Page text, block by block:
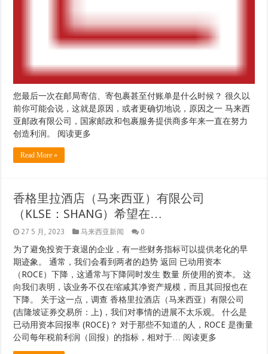
您最后一次在邮局寄信、寄包裹甚至付账单是什么时候？ 很久以
前你可能会说，这就是原因，或者更确切地说，原因之一 马来西
亚邮政有限公司，国家邮政和包裹服务提供商多年来一直在努力
创造利润。 阅读更多
Read More »
香格里拉酒店（马来西亚）有限公司
（KLSE：SHANG）希望在…
27 5 月, 2023 马来西亚新闻 0
为了避免投资于衰退的企业，有一些财务指标可以提供老化的早
期迹象。 通常，我们会看到两者的趋势 返回 已动用资本
（ROCE）下降，这通常与下降同时发生 数量 所使用的资本。 这
向我们表明，该业务不仅在缩减其净资产规模，而且其回报也在
下降。 关于这一点，调查 香格里拉酒店（马来西亚）有限公司
(吉隆坡证券交易所：上)，我们对事情的进展不太乐观。 什么是
已动用资本回报率 (ROCE)？ 对于那些不知道的人，ROCE 是衡量
公司每年税前利润（回报）的指标，相对于… 阅读更多